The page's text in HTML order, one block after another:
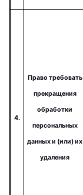
4.
Право требовать
прекращения
обработки
персональных
данных и (или) их
удаления